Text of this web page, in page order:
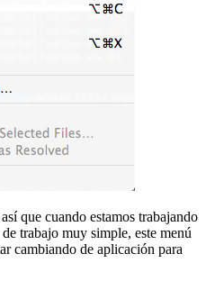
que cuando estamos trabajando
trabajo muy simple, este menú
cambiando de aplicación para